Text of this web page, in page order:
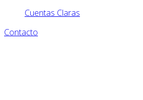
Cuentas Claras
Contacto